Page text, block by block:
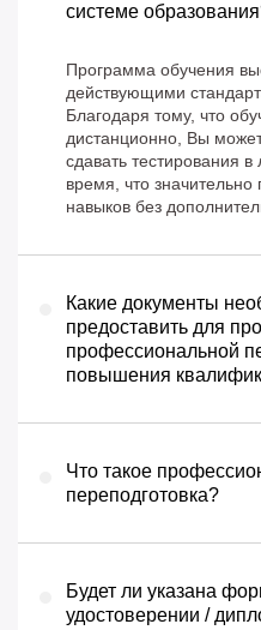
системе
Программа обучения
действующими
Благодаря тому, что
дистанционно, Вы
сдавать тестирования
время, что
навыков без
Какие документы
предоставить для
профессиональной
повышения
Что такое
переподготовка?
Будет ли указана
удостоверении /